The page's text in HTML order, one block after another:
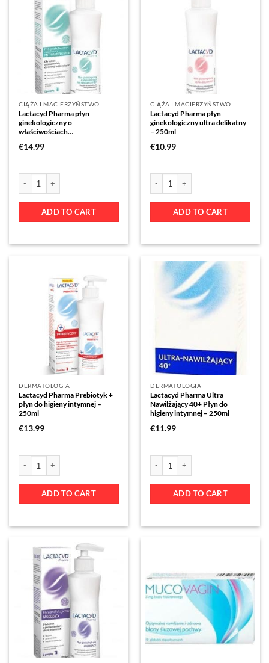
CIĄŻA I MACIERZYŃSTWO
Lactacyd Pharma płyn
ginekologiczny o
właściwościach
antybakteryjnych 250 ml
€14.99
ADD TO CART
CIĄŻA I MACIERZYŃSTWO
Lactacyd Pharma płyn
ginekologiczny ultra delikatny
– 250ml
€10.99
ADD TO CART
DERMATOLOGIA
Lactacyd Pharma Prebiotyk +
płyn do higieny intymnej –
250ml
€13.99
ADD TO CART
DERMATOLOGIA
Lactacyd Pharma Ultra
Nawilżający 40+ Płyn do
higieny intymnej – 250ml
€11.99
ADD TO CART